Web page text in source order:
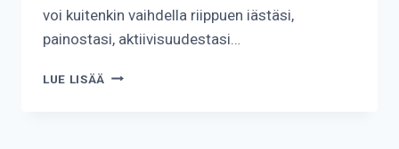
voi kuitenkin vaihdella riippuen iästäsi,
painostasi, aktiivisuudestasi…
LUE LISÄÄ KUINKA